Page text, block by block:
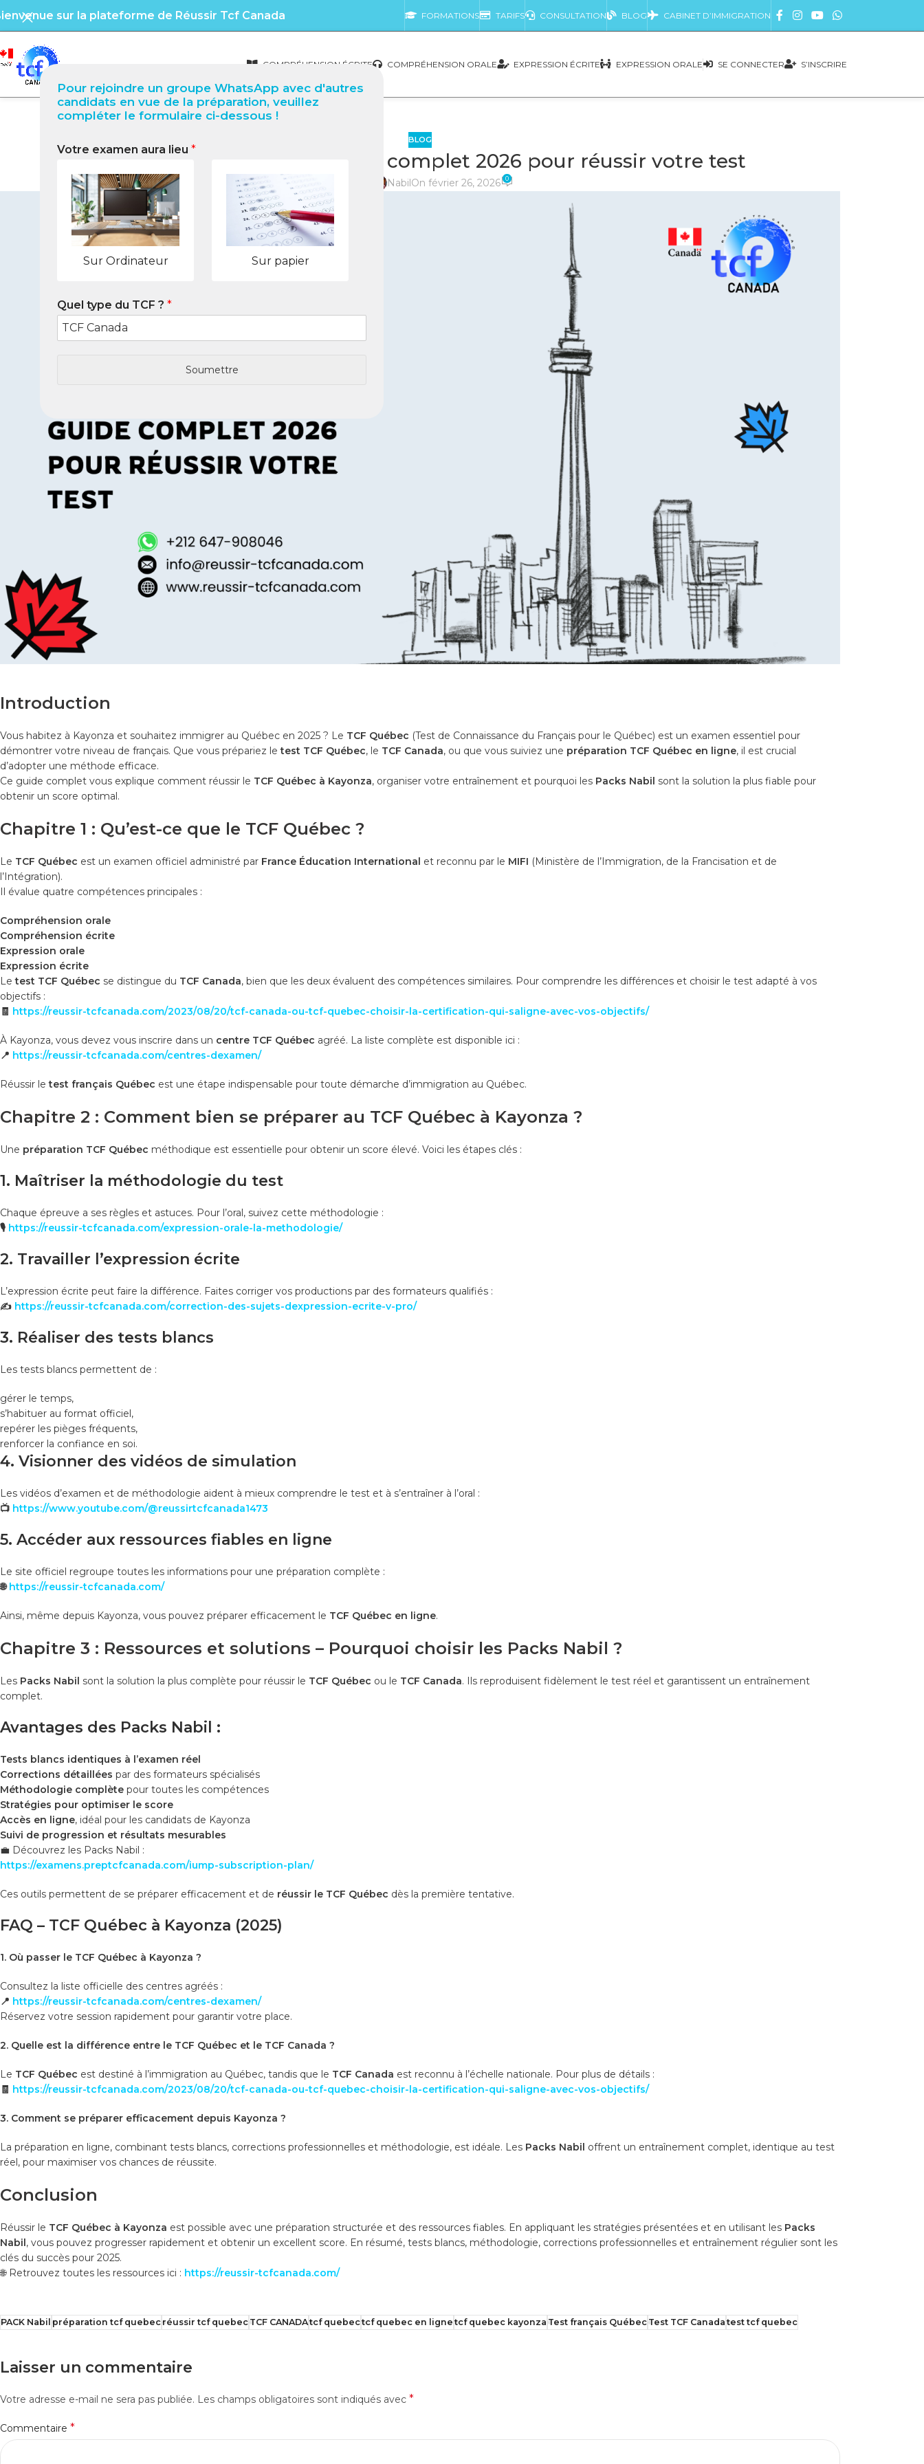
Pour rejoindre un groupe WhatsApp avec d'autres
candidats en vue de la préparation, veuillez
compléter le formulaire ci-dessous !
Votre examen aura lieu *
Sur Ordinateur Sur papier
Quel type du TCF ? *
Soumettre
sur la plateforme de Réussir Tcf Canada FORMATIONS TARIFS CONSULTATION BLOG CABINET D’IMMIGRATION
COMPRÉHENSION ÉCRITE COMPRÉHENSION ORALE EXPRESSION ÉCRITE EXPRESSION ORALE SE CONNECTER S’INSCRIRE
BLOG
TCF Québec à Kayonza Guide complet 2026 pour réussir votre test
NabilOn février 26, 2026 0
Introduction
Vous habitez à Kayonza et souhaitez immigrer au Québec en 2025 ? Le TCF Québec (Test de Connaissance du Français pour le Québec) est un examen essentiel pour
démontrer votre niveau de français. Que vous prépariez letest TCF Québec, le TCF Canada, ou que vous suiviez une préparation TCF Québec en ligne, il est crucial
d’adopter une méthode efficace.
Ce guide complet vous explique comment réussir le TCF Québec à Kayonza, organiser votre entraînement et pourquoi les Packs Nabil sont la solution la plus fiable pour
obtenir un score optimal.
Chapitre 1 : Qu’est-ce que le TCF Québec ?
Le TCF Québec est un examen officiel administré par France Éducation International et reconnu par le MIFI (Ministère de l’Immigration, de la Francisation et de
l’Intégration).
Il évalue quatre compétences principales :
Compréhension orale
Compréhension écrite
Expression orale
Expression écrite
Letest TCF Québec se distingue du TCF Canada, bien que les deux évaluent des compétences similaires. Pour comprendre les différences et choisir le test adapté à vos
objectifs :
🧾 https://reussir-tcfcanada.com/2023/08/20/tcf-canada-ou-tcf-quebec-choisir-la-certification-qui-saligne-avec-vos-objectifs/
À Kayonza, vous devez vous inscrire dans un centre TCF Québec agréé. La liste complète est disponible ici :
📍 https://reussir-tcfcanada.com/centres-dexamen/
Réussir letest français Québec est une étape indispensable pour toute démarche d’immigration au Québec.
Chapitre 2 : Comment bien se préparer au TCF Québec à Kayonza ?
Une préparation TCF Québec méthodique est essentielle pour obtenir un score élevé. Voici les étapes clés :
1. Maîtriser la méthodologie du test
Chaque épreuve a ses règles et astuces. Pour l’oral, suivez cette méthodologie :
🎙️ https://reussir-tcfcanada.com/expression-orale-la-methodologie/
2. Travailler l’expression écrite
L’expression écrite peut faire la différence. Faites corriger vos productions par des formateurs qualifiés :
✍ https://reussir-tcfcanada.com/correction-des-sujets-dexpression-ecrite-v-pro/
3. Réaliser des tests blancs
Les tests blancs permettent de :
gérer le temps,
s’habituer au format officiel,
repérer les pièges fréquents,
renforcer la confiance en soi.
4. Visionner des vidéos de simulation
Les vidéos d’examen et de méthodologie aident à mieux comprendre le test et à s’entraîner à l’oral :
📺 https://www.youtube.com/@reussirtcfcanada1473
5. Accéder aux ressources fiables en ligne
Le site officiel regroupe toutes les informations pour une préparation complète :
🌐 https://reussir-tcfcanada.com/
Ainsi, même depuis Kayonza, vous pouvez préparer efficacement le TCF Québec en ligne.
Chapitre 3 : Ressources et solutions – Pourquoi choisir les Packs Nabil ?
Les Packs Nabil sont la solution la plus complète pour réussir le TCF Québec ou le TCF Canada. Ils reproduisent fidèlement le test réel et garantissent un entraînement
complet.
Avantages des Packs Nabil :
Tests blancs identiques à l’examen réel
Corrections détaillées par des formateurs spécialisés
Méthodologie complète pour toutes les compétences
Stratégies pour optimiser le score
Accès en ligne, idéal pour les candidats de Kayonza
Suivi de progression et résultats mesurables
💼 Découvrez les Packs Nabil :
https://examens.preptcfcanada.com/iump-subscription-plan/
Ces outils permettent de se préparer efficacement et de réussir le TCF Québec dès la première tentative.
FAQ – TCF Québec à Kayonza (2025)
1. Où passer le TCF Québec à Kayonza ?
Consultez la liste officielle des centres agréés :
📍 https://reussir-tcfcanada.com/centres-dexamen/
Réservez votre session rapidement pour garantir votre place.
2. Quelle est la différence entre le TCF Québec et le TCF Canada ?
Le TCF Québec est destiné à l’immigration au Québec, tandis que le TCF Canada est reconnu à l’échelle nationale. Pour plus de détails :
🧾 https://reussir-tcfcanada.com/2023/08/20/tcf-canada-ou-tcf-quebec-choisir-la-certification-qui-saligne-avec-vos-objectifs/
3. Comment se préparer efficacement depuis Kayonza ?
La préparation en ligne, combinant tests blancs, corrections professionnelles et méthodologie, est idéale. Les Packs Nabil offrent un entraînement complet, identique au test
réel, pour maximiser vos chances de réussite.
Conclusion
Réussir le TCF Québec à Kayonza est possible avec une préparation structurée et des ressources fiables. En appliquant les stratégies présentées et en utilisant les Packs
Nabil, vous pouvez progresser rapidement et obtenir un excellent score. En résumé, tests blancs, méthodologie, corrections professionnelles et entraînement régulier sont les
clés du succès pour 2025.
🌐 Retrouvez toutes les ressources ici : https://reussir-tcfcanada.com/
PACK Nabil préparation tcf quebecréussir tcf quebecTCF CANADAtcf quebectcf quebec en ligne tcf quebec kayonza Test français QuébecTest TCF Canada test tcf quebec
Laisser un commentaire
Votre adresse e-mail ne sera pas publiée. Les champs obligatoires sont indiqués avec *
Commentaire *